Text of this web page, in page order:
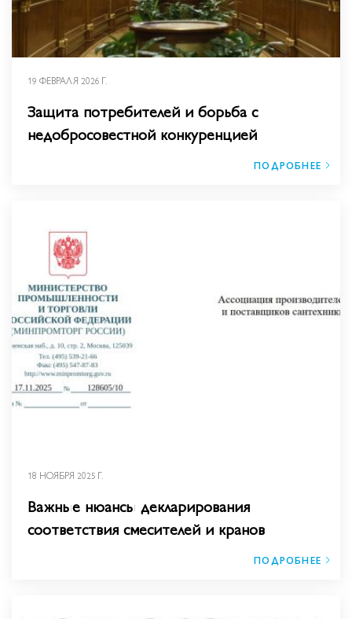
19 ФЕВРАЛЯ 2026 Г.
Защита потребителей и борьба с
недобросовестной конкуренцией
ПОДРОБНЕЕ
18 НОЯБРЯ 2025 Г.
Важные нюансы декларирования
соответствия смесителей и кранов
ПОДРОБНЕЕ